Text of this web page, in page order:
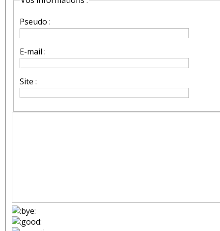
Pseudo :
E-mail :
Site :